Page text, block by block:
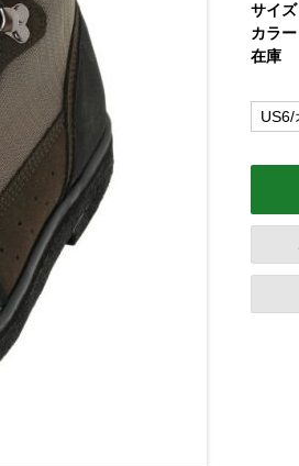
サイズ
カラー
在庫